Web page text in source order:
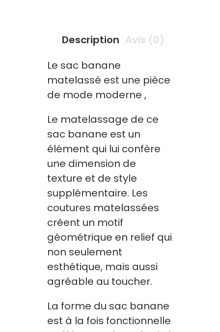
Description Avis (0)
Le sac banane
matelassé est une pièce
de mode moderne ,
Le matelassage de ce
sac banane est un
élément qui lui confère
une dimension de
texture et de style
supplémentaire. Les
coutures matelassées
créent un motif
géométrique en relief qui
non seulement
esthétique, mais aussi
agréable au toucher.
La forme du sac banane
est à la fois fonctionnelle